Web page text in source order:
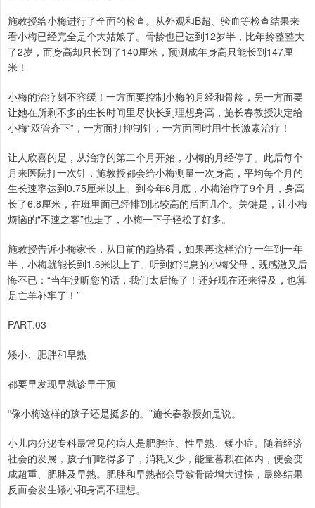
施教授给小梅进行了全面的检查。从外观和B超、验血等检查结果来
看小梅已经完全是个大姑娘了。骨龄也已达到12岁半，比年龄整整大
了2岁，而身高却只长到了140厘米，预测成年身高只能长到147厘
米！
小梅的治疗刻不容缓！一方面要控制小梅的月经和骨龄，另一方面要
让她在所剩不多的生长时间里尽快长到理想身高，施长春教授决定给
小梅“双管齐下”，一方面打抑制针，一方面同时用生长激素治疗！
让人欣喜的是，从治疗的第二个月开始，小梅的月经停了。此后每个
月来医院打一次针，施教授都会给小梅测量一次身高，平均每个月的
生长速率达到0.75厘米以上。到今年6月底，小梅治疗了9个月，身高
长了6.8厘米，在班里面已经排到比较高的后面几个。关键是，让小梅
烦恼的“不速之客”也走了，小梅一下子轻松了好多。
施教授告诉小梅家长，从目前的趋势看，如果再这样治疗一年到一年
半，小梅就能长到1.6米以上了。听到好消息的小梅父母，既感激又后
悔不已：“当年没听您的话，我们太后悔了！还好现在还来得及，也算
是亡羊补牢了！”
PART.03
矮小、肥胖和早熟
都要早发现早就诊早干预
“像小梅这样的孩子还是挺多的。”施长春教授如是说。
小儿内分泌专科最常见的病人是肥胖症、性早熟、矮小症。随着经济
社会的发展，孩子们吃得多了，消耗又少，能量蓄积在体内，便会变
成超重、肥胖及早熟。肥胖和早熟都会导致骨龄增大过快，最终结果
反而会发生矮小和身高不理想。